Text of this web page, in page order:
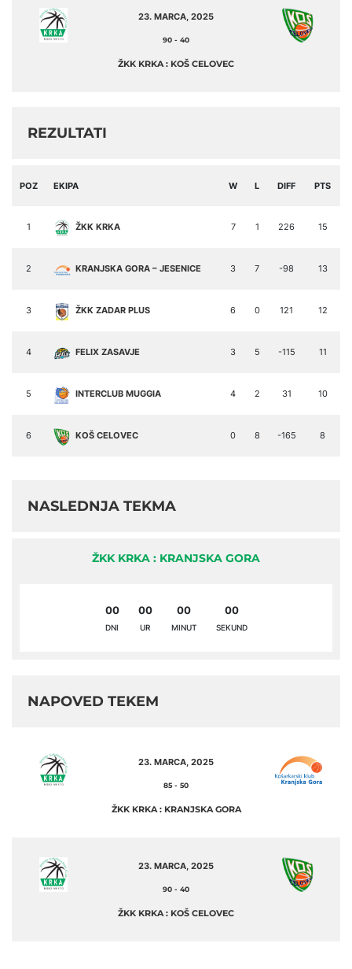
23. MARCA, 2025
90 - 40
ŽKK KRKA : KOŠ CELOVEC
REZULTATI
POZ EKIPA W L DIFF PTS
1 ŽKK KRKA 7 1 226 15
2 KRANJSKA GORA – JESENICE 3 7 -98 13
3 ŽKK ZADAR PLUS 6 0 121 12
4 FELIX ZASAVJE 3 5 -115 11
5 INTERCLUB MUGGIA 4 2 31 10
6 KOŠ CELOVEC 0 8 -165 8
NASLEDNJA TEKMA
ŽKK KRKA : KRANJSKA GORA
00
DNI
00
UR
00
MINUT
00
SEKUND
NAPOVED TEKEM
23. MARCA, 2025
85 - 50
ŽKK KRKA : KRANJSKA GORA
23. MARCA, 2025
90 - 40
ŽKK KRKA : KOŠ CELOVEC